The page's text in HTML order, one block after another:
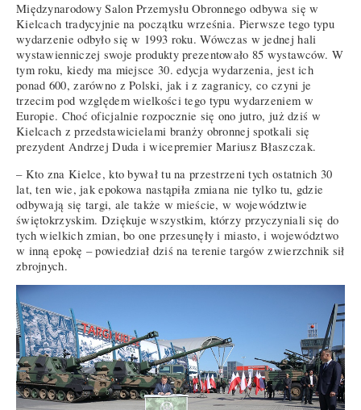
Międzynarodowy Salon Przemysłu Obronnego odbywa się w
Kielcach tradycyjnie na początku września. Pierwsze tego typu
wydarzenie odbyło się w 1993 roku. Wówczas w jednej hali
wystawienniczej swoje produkty prezentowało 85 wystawców. W
tym roku, kiedy ma miejsce 30. edycja wydarzenia, jest ich
ponad 600, zarówno z Polski, jak i z zagranicy, co czyni je
trzecim pod względem wielkości tego typu wydarzeniem w
Europie. Choć oficjalnie rozpocznie się ono jutro, już dziś w
Kielcach z przedstawicielami branży obronnej spotkali się
prezydent Andrzej Duda i wicepremier Mariusz Błaszczak.
– Kto zna Kielce, kto bywał tu na przestrzeni tych ostatnich 30
lat, ten wie, jak epokowa nastąpiła zmiana nie tylko tu, gdzie
odbywają się targi, ale także w mieście, w województwie
świętokrzyskim. Dziękuje wszystkim, którzy przyczyniali się do
tych wielkich zmian, bo one przesunęły i miasto, i województwo
w inną epokę – powiedział dziś na terenie targów zwierzchnik sił
zbrojnych.